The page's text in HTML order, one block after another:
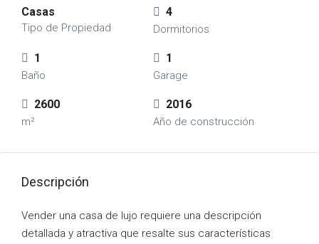
Casas
Tipo de Propiedad
4
Dormitorios
1
Baño
1
Garage
2600
m²
2016
Año de construcción
Descripción
Vender una casa de lujo requiere una descripción
detallada y atractiva que resalte sus características